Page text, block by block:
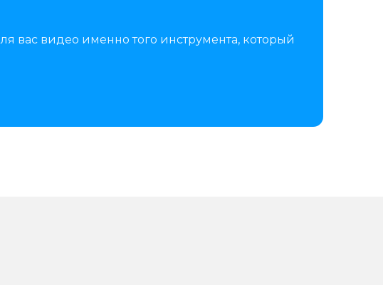
вас видео именно того инструмента, который